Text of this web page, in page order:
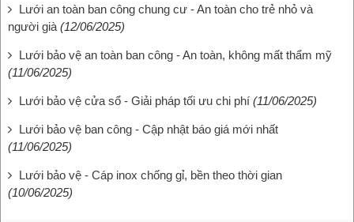
Lưới an toàn ban công chung cư - An toàn cho trẻ nhỏ và
người già (12/06/2025)
Lưới bảo vệ an toàn ban công - An toàn, không mất thẩm mỹ
(11/06/2025)
Lưới bảo vệ cửa sổ - Giải pháp tối ưu chi phí (11/06/2025)
Lưới bảo vệ ban công - Cập nhật báo giá mới nhất
(11/06/2025)
Lưới bảo vệ - Cáp inox chống gỉ, bền theo thời gian
(10/06/2025)